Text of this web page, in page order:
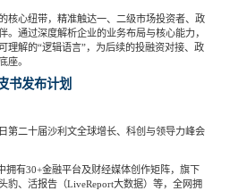
核心纽带，精准触达一、二级市场投资者、政
。通过深度解析企业的业务布局与核心能力，
理解的“逻辑语言”，为后续的投融资对接、政
座。
书发布计划
第二十届沙利文全球增长、科创与领导力峰会
拥有30+金融平台及财经媒体创作矩阵，旗下
豹、活报告（LiveReport大数据）等，全网拥